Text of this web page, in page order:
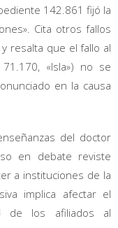
142.861 fijó la
Cita otros fallos
resalta que el fallo al
«Isla») no se
en la causa
del doctor
en debate reviste
a instituciones de la
implica afectar el
de los afiliados al